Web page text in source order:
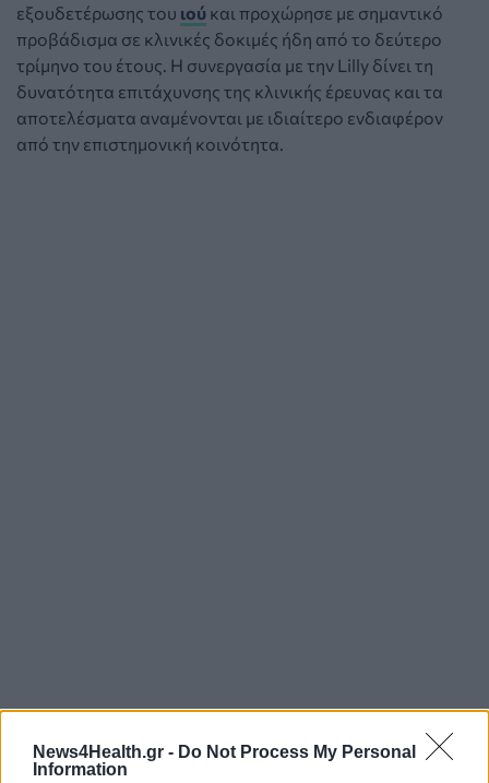
News4Health.gr - Do Not Process My Personal
Information
εξουδετέρωσης του ιού και προχώρησε με σημαντικό
προβάδισμα σε κλινικές δοκιμές ήδη από το δεύτερο
τρίμηνο του έτους. Η συνεργασία με την Lilly δίνει τη
δυνατότητα επιτάχυνσης της κλινικής έρευνας και τα
αποτελέσματα αναμένονται με ιδιαίτερο ενδιαφέρον
από την επιστημονική κοινότητα.